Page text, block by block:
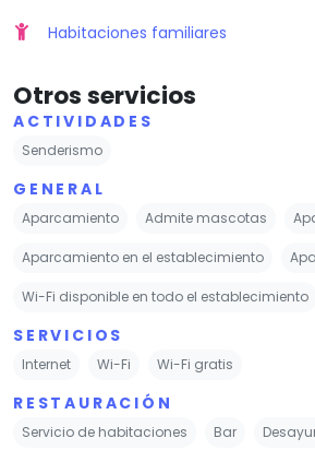
Habitaciones familiares
Otros servicios
ACTIVIDADES
Senderismo
GENERAL
Aparcamiento Admite mascotas
Aparcamiento en el establecimiento
Wi-Fi disponible en todo el establecimiento
SERVICIOS
Internet Wi-Fi Wi-Fi gratis
RESTAURACIÓN
Servicio de habitaciones Bar